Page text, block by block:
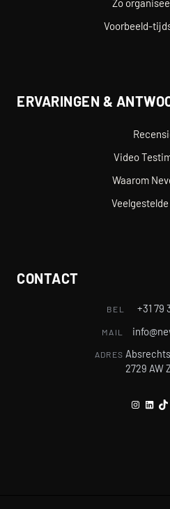
Zo
Voorbeeld-
ERVARINGEN &
Video
Waarom
CONTACT
BEL +31 79
MAIL
ADRES
2729 AW